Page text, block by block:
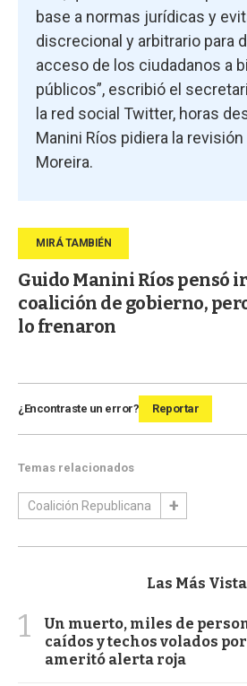
base a normas jurídicas y
discrecional y arbitrario para
acceso de los ciudadanos a
públicos”, escribió el
la red social Twitter, horas
Manini Ríos pidiera la
Moreira.
Guido Manini Ríos pensó
coalición de gobierno,
lo frenaron
¿Encontraste un error? Reportar
Temas relacionados
Coalición Republicana
Las Más
1
Un muerto, miles de
caídos y techos volados
ameritó alerta roja